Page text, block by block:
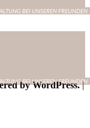
by WordPress. |